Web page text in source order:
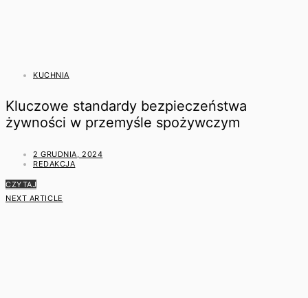
KUCHNIA
Kluczowe standardy bezpieczeństwa
żywności w przemyśle spożywczym
2 GRUDNIA, 2024
REDAKCJA
CZYTAJ
NEXT ARTICLE